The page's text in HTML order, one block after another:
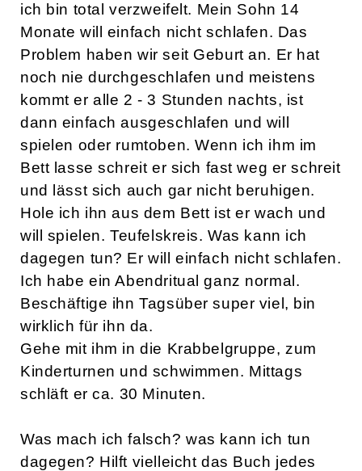
ich bin total verzweifelt. Mein Sohn 14
Monate will einfach nicht schlafen. Das
Problem haben wir seit Geburt an. Er hat
noch nie durchgeschlafen und meistens
kommt er alle 2 - 3 Stunden nachts, ist
dann einfach ausgeschlafen und will
spielen oder rumtoben. Wenn ich ihm im
Bett lasse schreit er sich fast weg er schreit
und lässt sich auch gar nicht beruhigen.
Hole ich ihn aus dem Bett ist er wach und
will spielen. Teufelskreis. Was kann ich
dagegen tun? Er will einfach nicht schlafen.
Ich habe ein Abendritual ganz normal.
Beschäftige ihn Tagsüber super viel, bin
wirklich für ihn da.
Gehe mit ihm in die Krabbelgruppe, zum
Kinderturnen und schwimmen. Mittags
schläft er ca. 30 Minuten.
Was mach ich falsch? was kann ich tun
dagegen? Hilft vielleicht das Buch jedes